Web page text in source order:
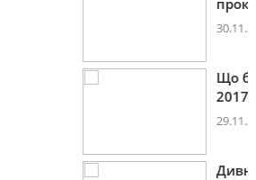
Що буде модним у
Дивні факти зі сфери іт,